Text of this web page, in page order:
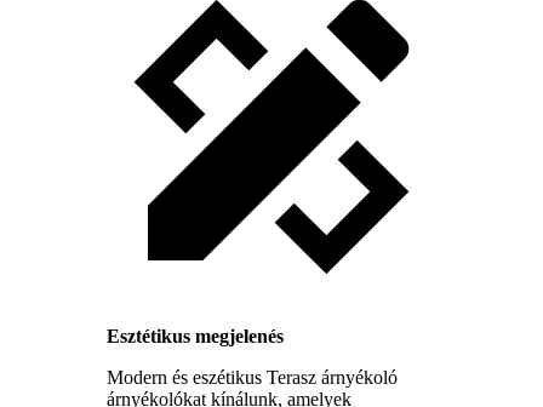
Esztétikus megjelenés
Modern és eszétikus Terasz árnyékoló
árnyékolókat kínálunk, amelyek